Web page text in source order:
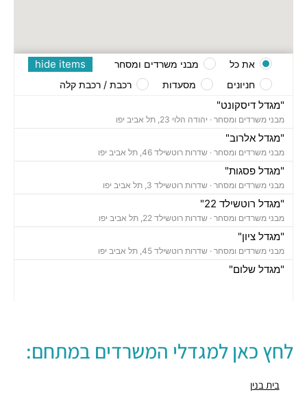
"מגדל דיסקונט"
מבני משרדים ומסחר · יהודה הלוי 23, תל אביב יפו
"מגדל אלרוב"
מבני משרדים ומסחר · שדרות רוטשילד 46, תל אביב יפו
"מגדל פסגות"
מבני משרדים ומסחר · שדרות רוטשילד 3, תל אביב יפו
"מגדל רוטשילד 22"
מבני משרדים ומסחר · שדרות רוטשילד 22, תל אביב יפו
"מגדל ציון"
מבני משרדים ומסחר · שדרות רוטשילד 45, תל אביב יפו
"מגדל שלום"
חניונים ·שדרות רוטשילד 3, תל אביב יפו
חניונים ·אחד העם 14, תל אביב יפו
hide items את כל
מבני משרדים ומסחר
חניונים
מסעדות רכבת / רכבת קלה
לחץ כאן למגדלי המשרדים במתחם:
בית בנין